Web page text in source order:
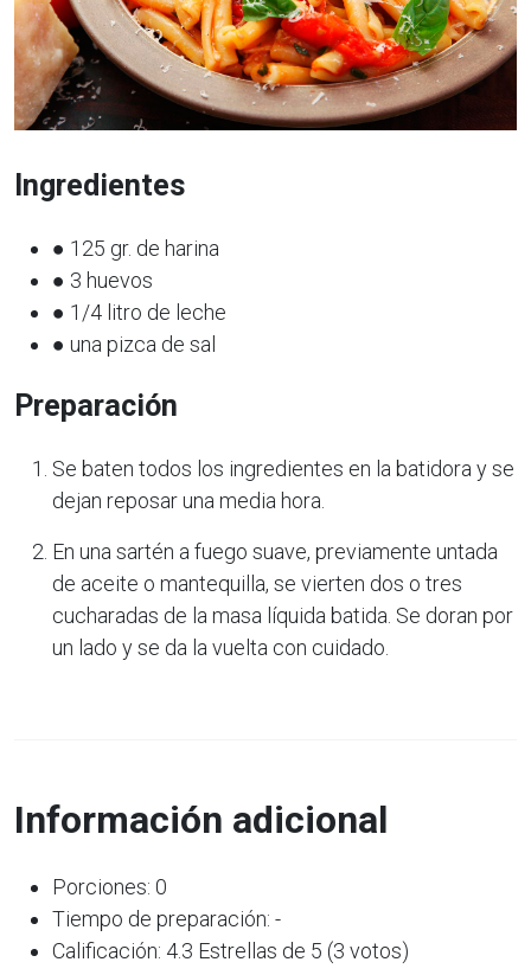
Ingredientes
● 125 gr. de harina
● 3 huevos
● 1/4 litro de leche
● una pizca de sal
Preparación
Se baten todos los ingredientes en la batidora y se
dejan reposar una media hora.
En una sartén a fuego suave, previamente untada
de aceite o mantequilla, se vierten dos o tres
cucharadas de la masa líquida batida. Se doran por
un lado y se da la vuelta con cuidado.
Información adicional
Porciones: 0
Tiempo de preparación: -
Calificación: 4.3 Estrellas de 5 (3 votos)